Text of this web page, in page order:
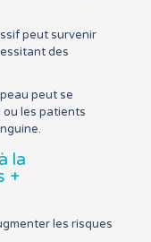
peut survenir
des
peut se
les patients
la
+
les risques